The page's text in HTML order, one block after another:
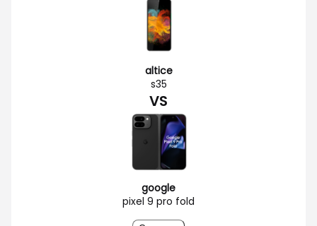
altice
s35
VS
google
pixel 9 pro fold